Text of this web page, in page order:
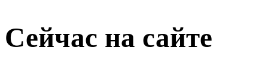
Сейчас на сайте